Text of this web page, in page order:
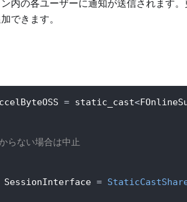
内の各ユーザーに通知が送信されます
できます。
= static_cast<
ない場合は中止
SessionInterface =